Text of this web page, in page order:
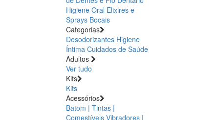
Higiene Oral Elixires e
Sprays Bocais
Categorias
Desodorizantes Higiene
Íntima Cuidados de Saúde
Adultos
Ver tudo
Kits
Kits
Acessórios
Batom | Tintas |
Comestíveis Vibradores |